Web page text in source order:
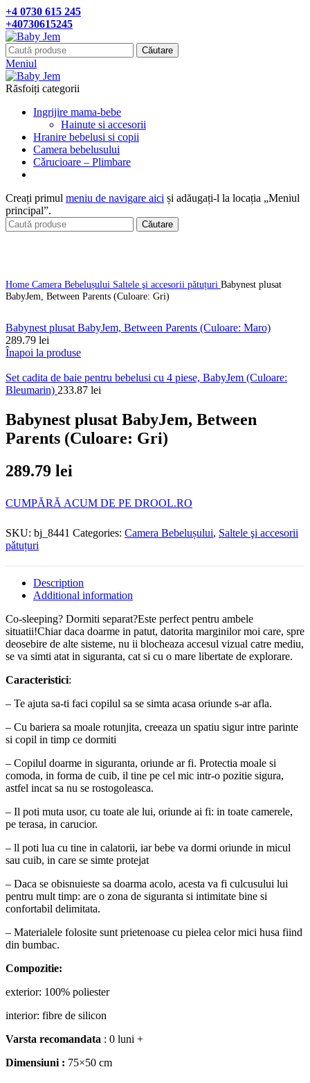
+4 0730 615 245
+40730615245
Căutare
Meniul
Răsfoiți categorii
Ingrijire mama-bebe
Hainute si accesorii
Hranire bebelusi si copii
Camera bebelusului
Cǎrucioare – Plimbare
Creați primul meniu de navigare aici și adăugați-l la locația „Meniul
principal”.
Căutare
Home Camera Bebelușului Saltele şi accesorii pǎtuțuri Babynest plusat
BabyJem, Between Parents (Culoare: Gri)
Babynest plusat BabyJem, Between Parents (Culoare: Maro)
289.79 lei
Înapoi la produse
Set cadita de baie pentru bebelusi cu 4 piese, BabyJem (Culoare:
Bleumarin) 233.87 lei
Babynest plusat BabyJem, Between
Parents (Culoare: Gri)
289.79 lei
CUMPĂRĂ ACUM DE PE DROOL.RO
SKU: bj_8441 Categories: Camera Bebelușului, Saltele şi accesorii
pǎtuțuri
Description
Additional information
Co-sleeping? Dormiti separat?Este perfect pentru ambele
situatii!Chiar daca doarme in patut, datorita marginilor moi care, spre
deosebire de alte sisteme, nu ii blocheaza accesul vizual catre mediu,
se va simti atat in siguranta, cat si cu o mare libertate de explorare.
Caracteristici:
– Te ajuta sa-ti faci copilul sa se simta acasa oriunde s-ar afla.
– Cu bariera sa moale rotunjita, creeaza un spatiu sigur intre parinte
si copil in timp ce dormiti
– Copilul doarme in siguranta, oriunde ar fi. Protectia moale si
comoda, in forma de cuib, il tine pe cel mic intr-o pozitie sigura,
astfel incat sa nu se rostogoleasca.
– Il poti muta usor, cu toate ale lui, oriunde ai fi: in toate camerele,
pe terasa, in carucior.
– ll poti lua cu tine in calatorii, iar bebe va dormi oriunde in micul
sau cuib, in care se simte protejat
– Daca se obisnuieste sa doarma acolo, acesta va fi culcusului lui
pentru mult timp: are o zona de siguranta si intimitate bine si
confortabil delimitata.
– Materialele folosite sunt prietenoase cu pielea celor mici husa fiind
din bumbac.
Compozitie:
exterior: 100% poliester
interior: fibre de silicon
Varsta recomandata : 0 luni +
Dimensiuni : 75×50 cm